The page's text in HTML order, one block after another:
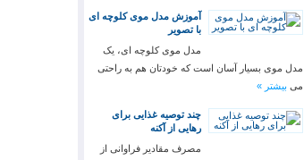
آموزش مدل موی کلوچه ای
با تصویر
مدل موی کلوچه ای، یک
مدل موی بسیار آسان است که خودتان هم به راحتی
می بیشتر »
چند توصیه غذایی برای
رهایی از آکنه
مصرف مقادیر فراوانی از